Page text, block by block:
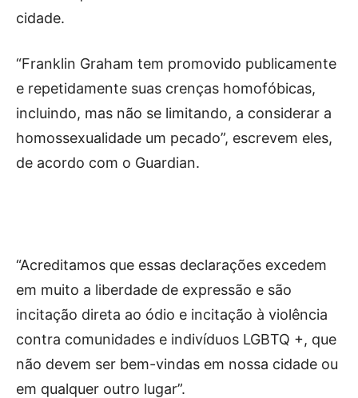
cidade.
“Franklin Graham tem promovido publicamente
e repetidamente suas crenças homofóbicas,
incluindo, mas não se limitando, a considerar a
homossexualidade um pecado”, escrevem eles,
de acordo com o Guardian.
“Acreditamos que essas declarações excedem
em muito a liberdade de expressão e são
incitação direta ao ódio e incitação à violência
contra comunidades e indivíduos LGBTQ +, que
não devem ser bem-vindas em nossa cidade ou
em qualquer outro lugar”.